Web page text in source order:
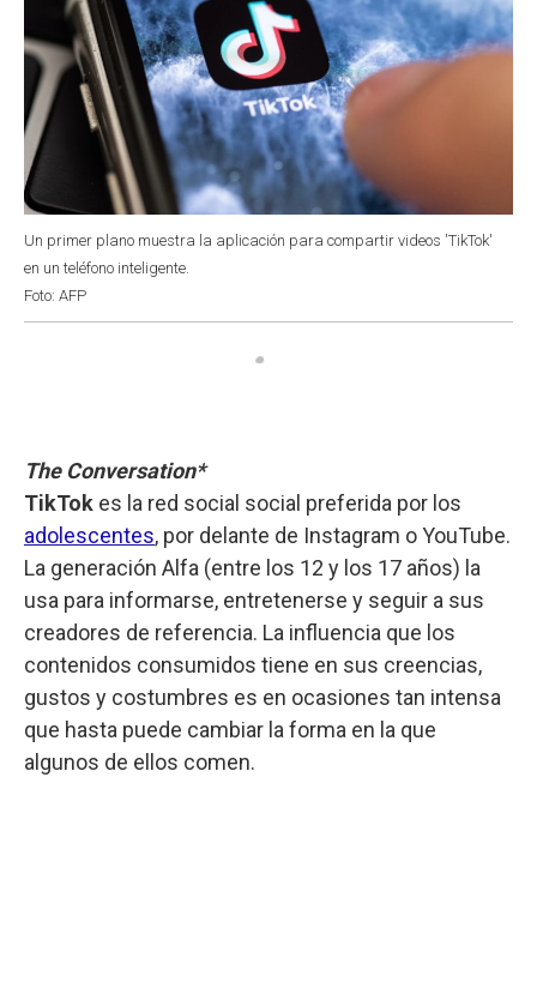
Un primer plano muestra la aplicación para compartir videos 'TikTok'
en un teléfono inteligente.
Foto: AFP
The Conversation*
TikTok es la red social social preferida por los
adolescentes, por delante de Instagram o YouTube.
La generación Alfa (entre los 12 y los 17 años) la
usa para informarse, entretenerse y seguir a sus
creadores de referencia. La influencia que los
contenidos consumidos tiene en sus creencias,
gustos y costumbres es en ocasiones tan intensa
que hasta puede cambiar la forma en la que
algunos de ellos comen.